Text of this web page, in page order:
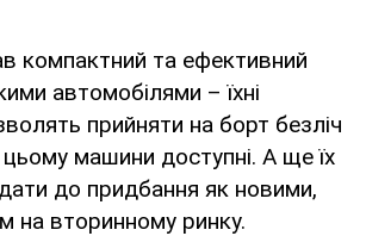
компактний та ефективний
автомобілями – їхні
прийняти на борт безліч
машини доступні. А ще їх
до придбання як новими,
на вторинному ринку.